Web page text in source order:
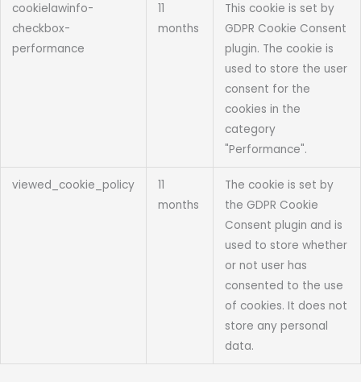
cookielawinfo-
checkbox-
performance
11
months
This cookie is set by
GDPR Cookie Consent
plugin. The cookie is
used to store the user
consent for the
cookies in the
category
"Performance".
viewed_cookie_policy
11
months
The cookie is set by
the GDPR Cookie
Consent plugin and is
used to store whether
or not user has
consented to the use
of cookies. It does not
store any personal
data.